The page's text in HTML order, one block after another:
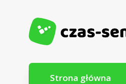
Strona główna